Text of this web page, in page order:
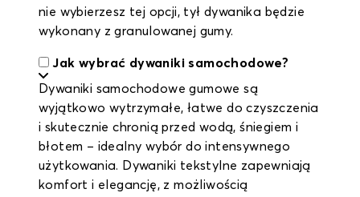
nie wybierzesz tej opcji, tył dywanika będzie
wykonany z granulowanej gumy.
Jak wybrać dywaniki samochodowe?
Dywaniki samochodowe gumowe są
wyjątkowo wytrzymałe, łatwe do czyszczenia
i skutecznie chronią przed wodą, śniegiem i
błotem – idealny wybór do intensywnego
użytkowania. Dywaniki tekstylne zapewniają
komfort i elegancję, z możliwością